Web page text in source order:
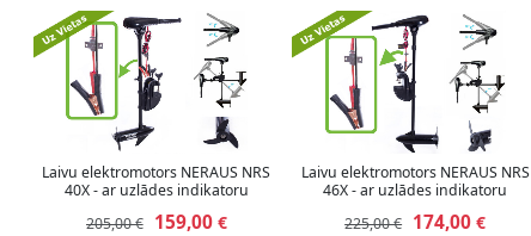
Laivu elektromotors NERAUS NRS
40X - ar uzlādes indikatoru
205,00 €
159,00€
Laivu elektromotors NERAUS NRS
46X - ar uzlādes indikatoru
225,00 € 174,00 €